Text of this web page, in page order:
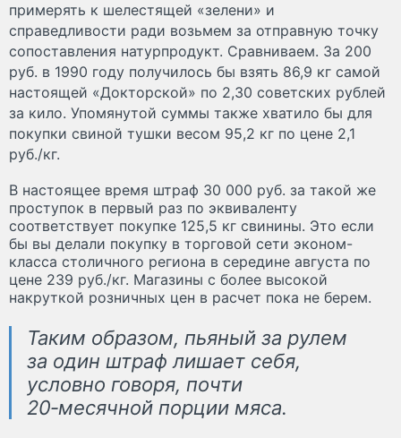
примерять к шелестящей «зелени» и
справедливости ради возьмем за отправную точку
сопоставления натурпродукт. Сравниваем. За 200
руб. в 1990 году получилось бы взять 86,9 кг самой
настоящей «Докторской» по 2,30 советских рублей
за кило. Упомянутой суммы также хватило бы для
покупки свиной тушки весом 95,2 кг по цене 2,1
руб./кг.
В настоящее время штраф 30 000 руб. за такой же
проступок в первый раз по эквиваленту
соответствует покупке 125,5 кг свинины. Это если
бы вы делали покупку в торговой сети эконом-
класса столичного региона в середине августа по
цене 239 руб./кг. Магазины с более высокой
накруткой розничных цен в расчет пока не берем.
Таким образом, пьяный за рулем
за один штраф лишает себя,
условно говоря, почти
20‑месячной порции мяса.